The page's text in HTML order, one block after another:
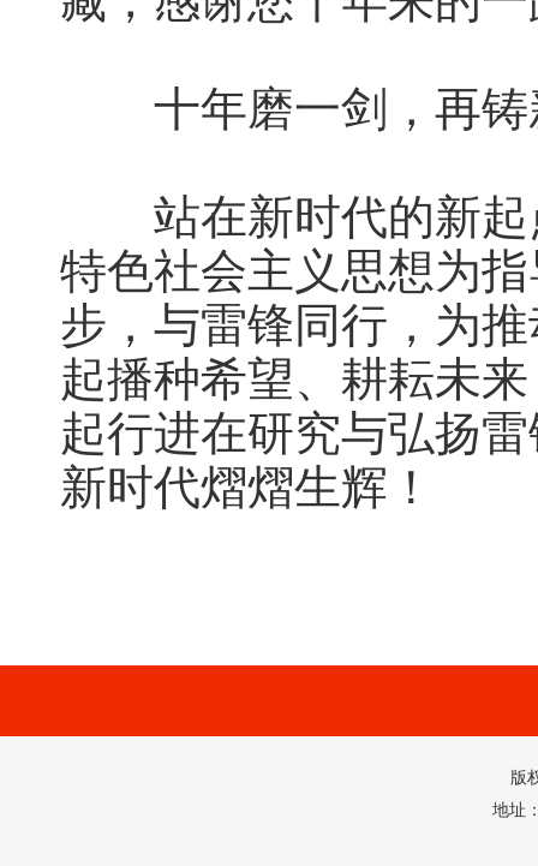
十年磨一剑，再铸
站在新时代的新起
特色社会主义思想为
步，与雷锋同行，为
起播种希望、耕耘未
起行进在研究与弘扬
新时代熠熠生辉！
版
地址